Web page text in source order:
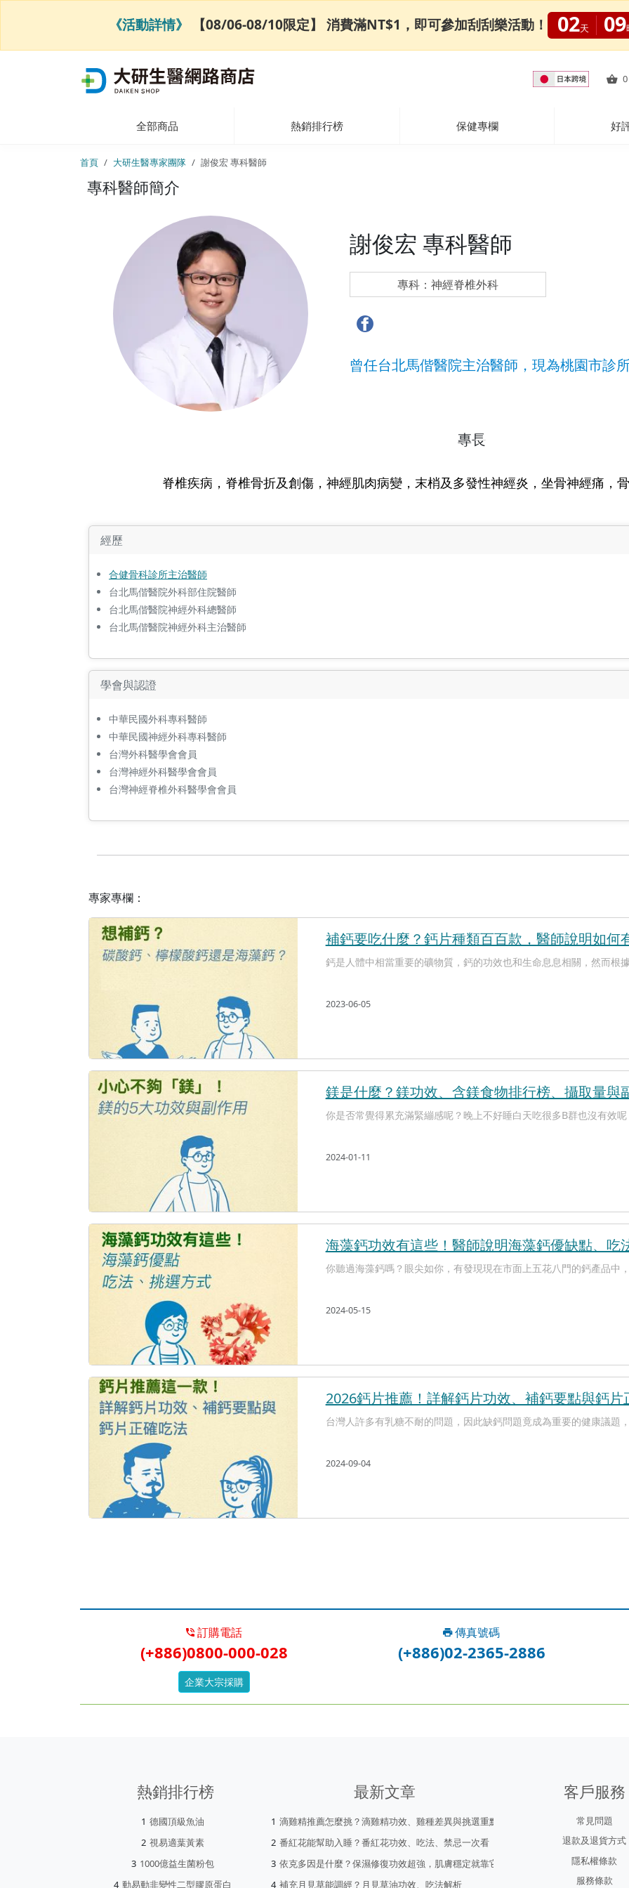
0
全部商品 熱銷排行榜 保健專欄 好
首頁 大研生醫專家團隊 謝俊宏 專科醫師
專科醫師簡介
謝俊宏 專科醫師
專科：神經脊椎外科
曾任台北馬偕醫院主治醫師，現為桃園市診
專長
脊椎疾病，脊椎骨折及創傷，神經肌肉病變，末梢及多發性神經炎，坐骨神經痛，
經歷
合健骨科診所主治醫師
台北馬偕醫院外科部住院醫師
台北馬偕醫院神經外科總醫師
台北馬偕醫院神經外科主治醫師
學會與認證
中華民國外科專科醫師
中華民國神經外科專科醫師
台灣外科醫學會會員
台灣神經外科醫學會會員
台灣神經脊椎外科醫學會會員
專家專欄：
補鈣要吃什麼？鈣片種類百百款，醫師說明如何
鈣是人體中相當重要的礦物質，鈣的功效也和生命息息相關，然而根
2023-06-05
鎂是什麼？鎂功效、含鎂食物排行榜、攝取量與
你是否常覺得累充滿緊繃感呢？晚上不好睡白天吃很多B群也沒有效
2024-01-11
海藻鈣功效有這些！醫師說明海藻鈣優缺點、吃
你聽過海藻鈣嗎？眼尖如你，有發現現在市面上五花八門的鈣產品中
2024-05-15
2026鈣片推薦！詳解鈣片功效、補鈣要點與鈣片
台灣人許多有乳糖不耐的問題，因此缺鈣問題竟成為重要的健康議題
2024-09-04
訂購電話
(+886)0800-000-028
企業大宗採購
傳真號碼
(+886)02-2365-2886
熱銷排行榜
德國頂級魚油
視易適葉黃素
1000億益生菌粉包
動易動非變性二型膠原蛋白
最新文章
滴雞精推薦怎麼挑？滴雞精功效、雞種差異與挑選重點
番紅花能幫助入睡？番紅花功效、吃法、禁忌一次看
依克多因是什麼？保濕修復功效超強，肌膚穩定就靠它！
補充月見草能調經？月見草油功效、吃法解析
客戶服務
常見問題
退款及退貨方式
隱私權條款
服務條款
《活動詳情》 【08/06-08/10限定】 消費滿NT$1，即可參加刮刮樂活動！ 02天 09